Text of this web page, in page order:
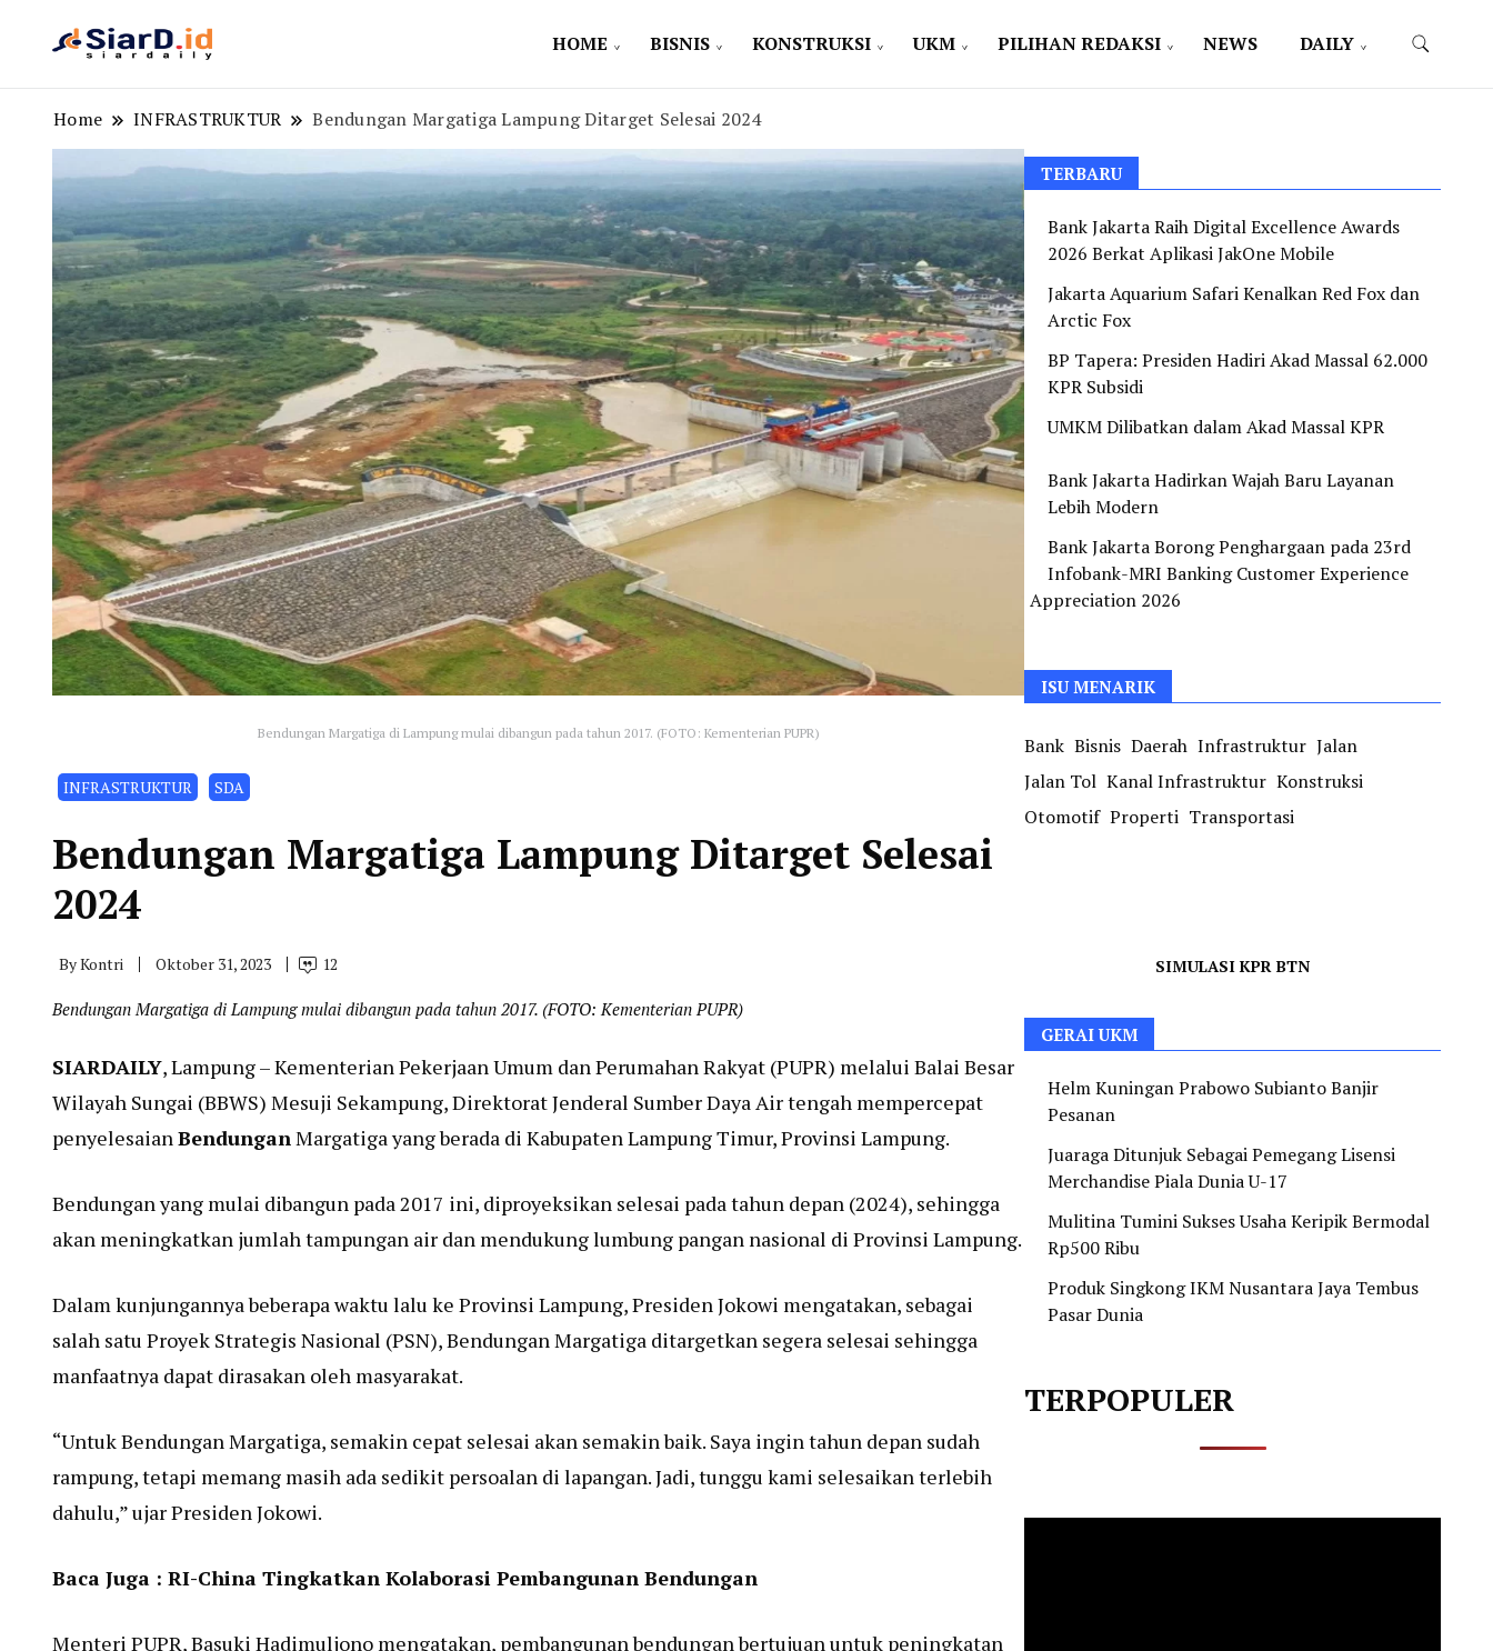
HOME BISNIS KONSTRUKSI UKM PILIHAN REDAKSI NEWS DAILY
Home INFRASTRUKTUR Bendungan Margatiga Lampung Ditarget Selesai 2024
Bendungan Margatiga di Lampung mulai dibangun pada tahun 2017. (FOTO: Kementerian PUPR)
INFRASTRUKTUR SDA
Bendungan Margatiga Lampung Ditarget Selesai
2024
ByKontri Oktober 31, 2023 12
Bendungan Margatiga di Lampung mulai dibangun pada tahun 2017. (FOTO: Kementerian PUPR)
SIARDAILY, Lampung – Kementerian Pekerjaan Umum dan Perumahan Rakyat (PUPR) melalui Balai Besar
Wilayah Sungai (BBWS) Mesuji Sekampung, Direktorat Jenderal Sumber Daya Air tengah mempercepat
penyelesaian Bendungan Margatiga yang berada di Kabupaten Lampung Timur, Provinsi Lampung.
Bendungan yang mulai dibangun pada 2017 ini, diproyeksikan selesai pada tahun depan (2024), sehingga
akan meningkatkan jumlah tampungan air dan mendukung lumbung pangan nasional di Provinsi Lampung.
Dalam kunjungannya beberapa waktu lalu ke Provinsi Lampung, Presiden Jokowi mengatakan, sebagai
salah satu Proyek Strategis Nasional (PSN), Bendungan Margatiga ditargetkan segera selesai sehingga
manfaatnya dapat dirasakan oleh masyarakat.
“Untuk Bendungan Margatiga, semakin cepat selesai akan semakin baik. Saya ingin tahun depan sudah
rampung, tetapi memang masih ada sedikit persoalan di lapangan. Jadi, tunggu kami selesaikan terlebih
dahulu,” ujar Presiden Jokowi.
Baca Juga : RI-China Tingkatkan Kolaborasi Pembangunan Bendungan
Menteri PUPR, Basuki Hadimuljono mengatakan, pembangunan bendungan bertujuan untuk peningkatan
TERBARU
Bank Jakarta Raih Digital Excellence Awards
2026 Berkat Aplikasi JakOne Mobile
Jakarta Aquarium Safari Kenalkan Red Fox dan
Arctic Fox
BP Tapera: Presiden Hadiri Akad Massal 62.000
KPR Subsidi
UMKM Dilibatkan dalam Akad Massal KPR
Bank Jakarta Hadirkan Wajah Baru Layanan
Lebih Modern
Bank Jakarta Borong Penghargaan pada 23rd
Infobank-MRI Banking Customer Experience
Appreciation 2026
ISU MENARIK
Bank Bisnis Daerah Infrastruktur Jalan
Jalan Tol Kanal Infrastruktur Konstruksi
Otomotif Properti Transportasi
SIMULASI KPR BTN
GERAI UKM
Helm Kuningan Prabowo Subianto Banjir
Pesanan
Juaraga Ditunjuk Sebagai Pemegang Lisensi
Merchandise Piala Dunia U-17
Mulitina Tumini Sukses Usaha Keripik Bermodal
Rp500 Ribu
Produk Singkong IKM Nusantara Jaya Tembus
Pasar Dunia
TERPOPULER